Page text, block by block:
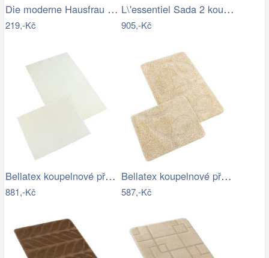
Die moderne Hausfrau Protiskluzová…
219,-Kč
L\'essentiel Sada 2 koupelnových…
905,-Kč
Bellatex koupelnové předložky BANYGOLD…
881,-Kč
Bellatex koupelnové předložky…
587,-Kč